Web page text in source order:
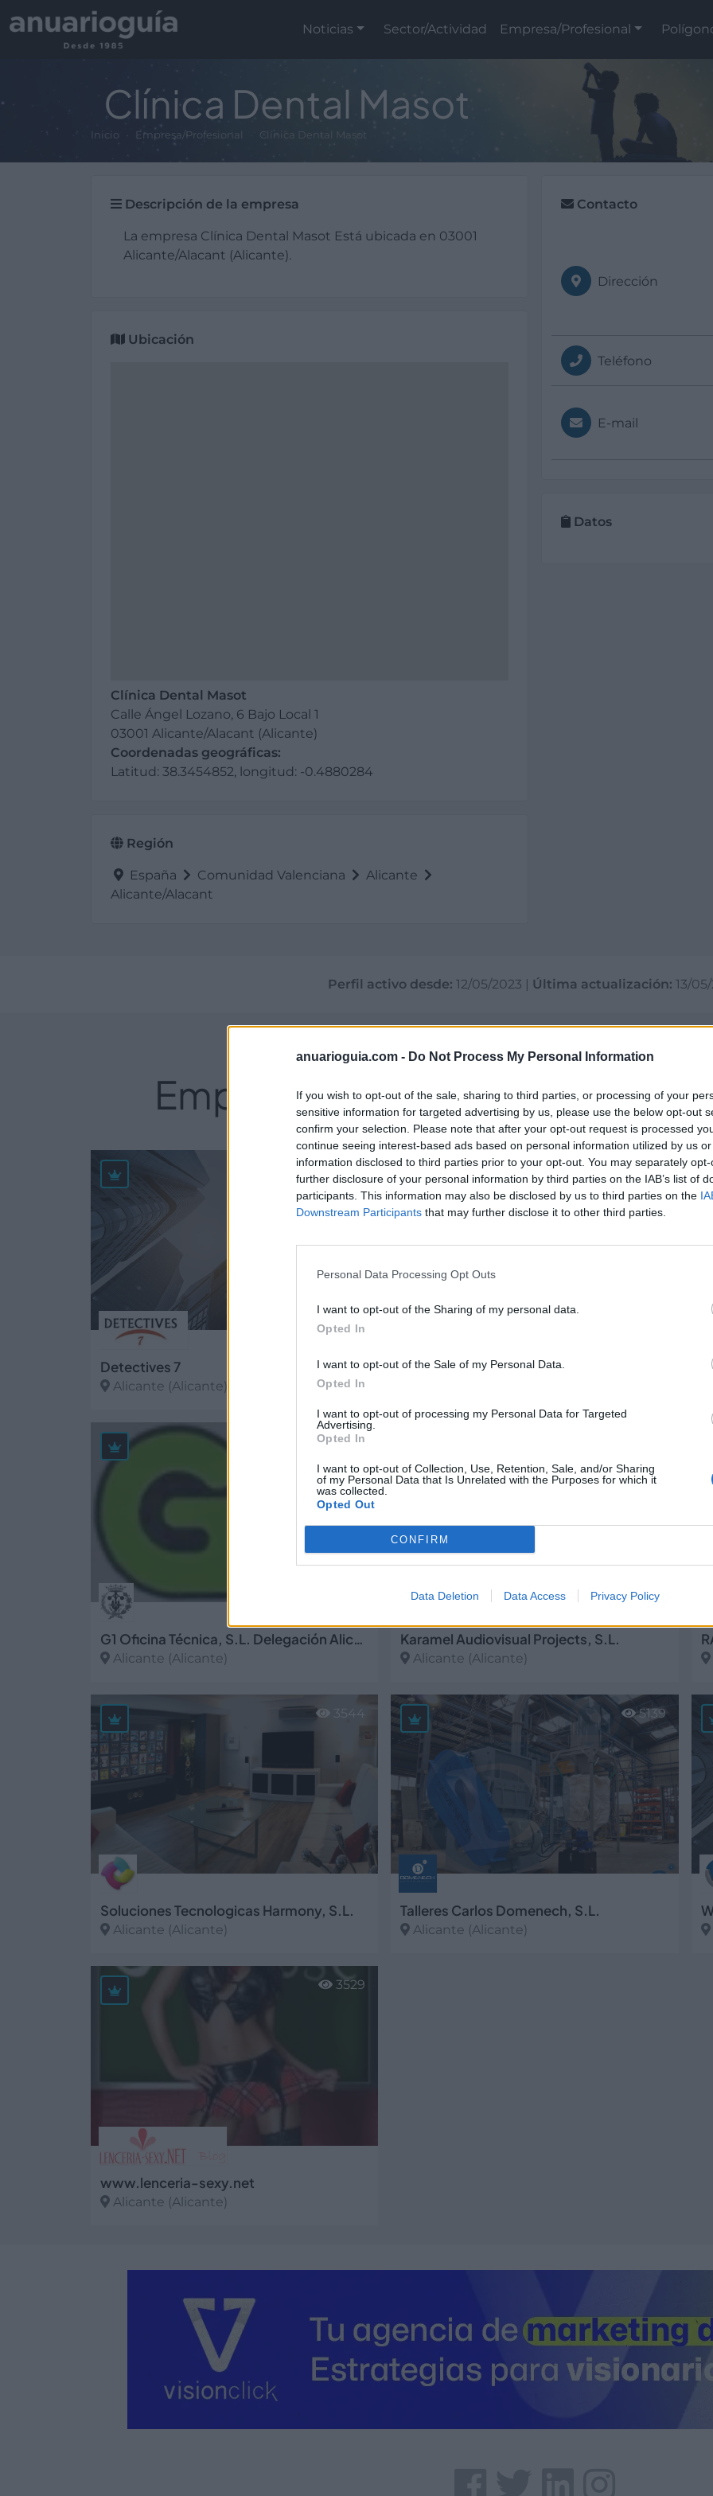
anuarioguia.com - Do Not Process My Personal Information
If you wish to opt-out of the sale, sharing to third parties, or processing of your
sensitive information for targeted advertising by us, please use the below opt-out
confirm your selection. Please note that after your opt-out request is processed
continue seeing interest-based ads based on personal information utilized by us
information disclosed to third parties prior to your opt-out. You may separately
further disclosure of your personal information by third parties on the IAB’s list of
participants. This information may also be disclosed by us to third parties on the
Downstream Participants that may further disclose it to other third parties.
Personal Data Processing Opt Outs
I want to opt-out of the Sharing of my personal data.
Opted In
I want to opt-out of the Sale of my Personal Data.
Opted In
I want to opt-out of processing my Personal Data for Targeted
Advertising.
Opted In
I want to opt-out of Collection, Use, Retention, Sale, and/or Sharing
of my Personal Data that Is Unrelated with the Purposes for which it
was collected.
Opted Out
CONFIRM
Data Deletion Data Access Privacy Policy
Noticias Sector/Actividad Empresa/Profesional
Clínica Dental Masot
Inicio Empresa/Profesional Clínica Dental Masot
Descripción de la empresa
La empresa Clínica Dental Masot Está ubicada en 03001
Alicante/Alacant (Alicante).
Ubicación
Clínica Dental Masot
Calle Ángel Lozano, 6 Bajo Local 1
03001 Alicante/Alacant (Alicante)
Coordenadas geográficas:
Latitud: 38.3454852, longitud: -0.4880284
Región
España Comunidad Valenciana
Alicante
Alicante/Alacant
Contacto
Dirección
Teléfono
E-mail
Datos
Perfil activo desde: 12/05/2023 | Última actualización: 13/
Empresas destacadas en
Detectives 7
Alicante (Alicante)
3366
Ver más
5333
G1 Oficina Técnica, S.L. Delegación Alicante
Alicante (Alicante)
3427
Karamel Audiovisual Projects, S.L.
Alicante (Alicante)
Soluciones Tecnologicas Harmony, S.L.
Alicante (Alicante)
Ver más
Talleres Carlos Domenech, S.L.
Alicante (Alicante)
5139
www.lenceria-sexy.net
Alicante (Alicante)
3529